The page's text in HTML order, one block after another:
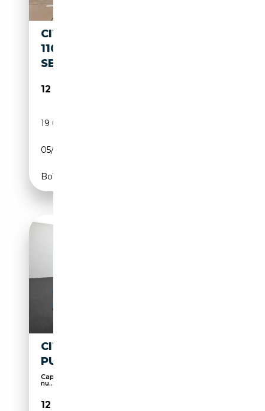
CITROEN C3 AIRCROSS 1.2
110CV YOU + CAR PLAY +
SENSORI POST
12 950€
19 600 km
05/2024
Boîte manuelle
CITROEN C3 AIRCROSS
PURETECH 110 S&S FEEL PACK
Capteurs d'aide au stationnement arrière, Radio
nu...
12 335€